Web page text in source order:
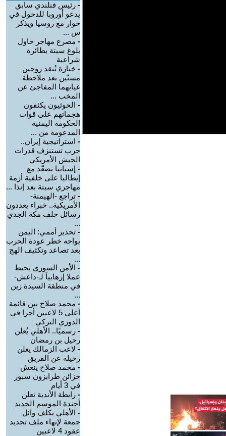
- رئيس فنلندي سابق
يدعو أوروبا للدخول في
حوار مع روسيا ويذكر
س ...
- مصرع مهاجر حاول
بلوغ سبتة بطائرة
شراعية
- خبازة تُنقذ زوجين
مسنّين بعد ملاحظة
غيابهما المفاجئ عن
المخب ...
- الحوثيون يكثفون
هجماتهم على قوات
الحكومة اليمنية
المدعومة من ...
- استراتيجية إيران..
حرب تستنزف قدرات
الجيش الأمريكي
- إسبانيا تصعّد مع
إيطاليا على خلفية أزمة
مهاجري سبتة بعد إنذا ...
- تراجع -الهيمنة-
الأمريكية.. خبراء يعددون
رسائل حلف مكة الجدي
...
- تحذير أممي: اليمن
يواجه خطر عودة الحرب
بعد تصاعد وتكثيف الهج
...
- الأمن السوري يحبط
عملا إرهابياً لـ-داعش-
في منطقة السيدة زين
...
- محمد صلاح بين قائمة
أعلى 5 لاعبين أجرا في
الدوري التركي
- رسميًا.. الأهلي يُعلن
رحيل بن رمضان
- لاعب الزمالك يعلن
رحيله عن الفريق
- محمد صلاح ينعش
خزائن طرابزون سبور
في 3 أيام
- رابطة الأندية تعلن
أجندة الموسم الجديد
- الأهلي يكلف وائل
جمعة لإنهاء ملف تجديد
عقود 4 لاعبين